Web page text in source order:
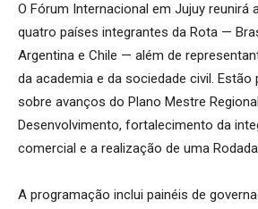
O Fórum Internacional em Jujuy reunirá
quatro países integrantes da Rota —
Argentina e Chile — além de
da academia e da sociedade civil.
sobre avanços do Plano Mestre
Desenvolvimento, fortalecimento da
comercial e a realização de uma
A programação inclui painéis de